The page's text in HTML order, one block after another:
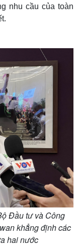
nhu cầu của toàn
Đầu tư và Công
khẳng định các
hai nước